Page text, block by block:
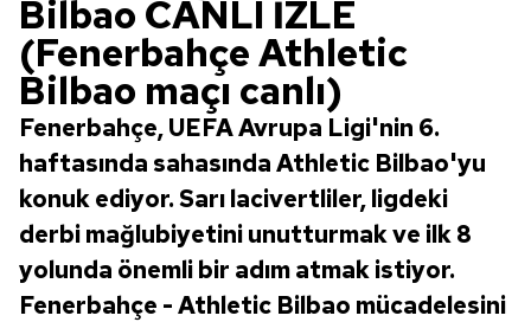
Bilbao CANLI İZLE
(Fenerbahçe Athletic
Bilbao maçı canlı)
Fenerbahçe, UEFA Avrupa Ligi'nin 6.
haftasında sahasında Athletic Bilbao'yu
konuk ediyor. Sarı lacivertliler, ligdeki
derbi mağlubiyetini unutturmak ve ilk 8
yolunda önemli bir adım atmak istiyor.
Fenerbahçe - Athletic Bilbao mücadelesini